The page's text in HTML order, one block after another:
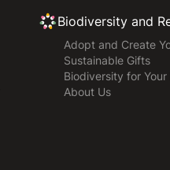
Biodiversity and
Adopt and Create
Sustainable Gifts
Biodiversity for Your
About Us